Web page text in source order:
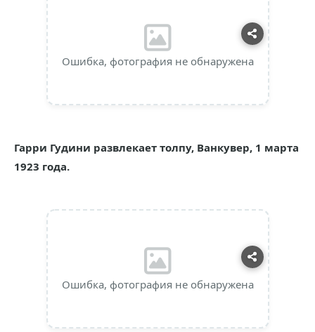
Ошибка, фотография не обнаружена
Гарри Гудини развлекает толпу, Ванкувер, 1 марта
1923 года.
Ошибка, фотография не обнаружена